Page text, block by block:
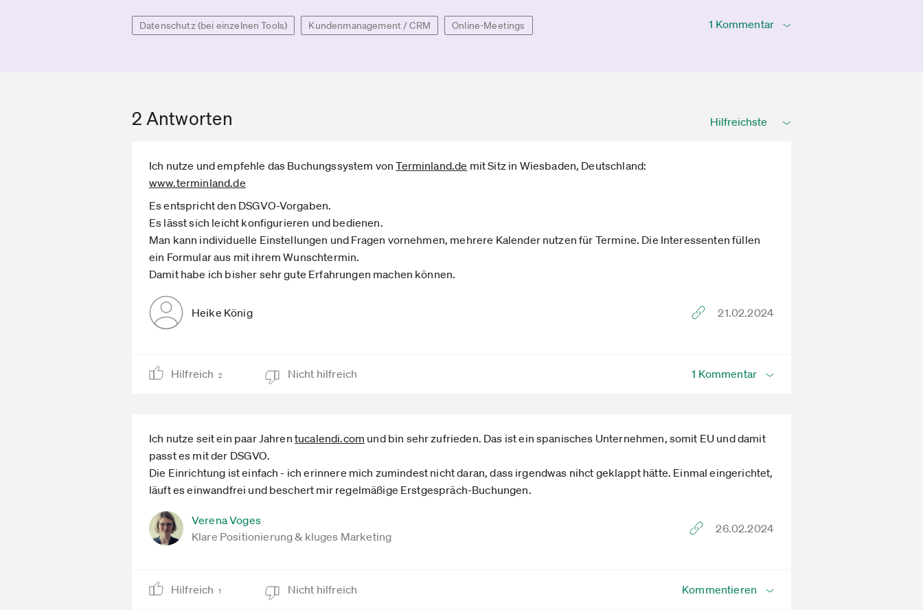
Datenschutz (bei einzelnen Tools) Kundenmanagement / CRM Online-Meetings 1 Kommentar
2 Antworten
Ich nutze und empfehle das Buchungssystem vonTerminland.de­ mit Sitz in Wiesbaden, Deutschland:
www.terminland.de­
Es entspricht den DSGVO-Vorgaben.
Es lässt sich leicht konfigurieren und bedienen.
Man kann individuelle Einstellungen und Fragen vornehmen, mehrere Kalender nutzen für Termine. Die Interessenten füllen
ein Formular aus mit ihrem Wunschtermin.
Damit habe ich bisher sehr gute Erfahrungen machen können.
Heike König 21.02.2024
Hilfreich 2 Nicht hilfreich 1 Kommentar
Ich nutze seit ein paar Jahren tucalendi.com­ und bin sehr zufrieden. Das ist ein spanisches Unternehmen, somit EU und damit
passt es mit der DSGVO.
Die Einrichtung ist einfach - ich erinnere mich zumindest nicht daran, dass irgendwas nihct geklappt hätte. Einmal eingerichtet,
läuft es einwandfrei und beschert mir regelmäßige Erstgespräch-Buchungen.
Verena Voges
Klare Positionierung & kluges Marketing
26.02.2024
Hilfreich 1 Nicht hilfreich Kommentieren